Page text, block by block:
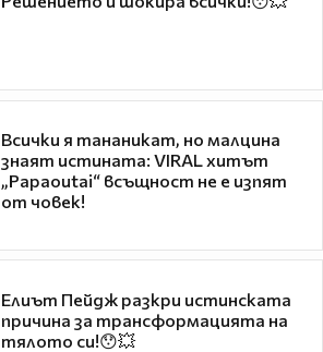
Всички я тананикат, но малцина
знаят истината: VIRAL хитът
„Papaoutai“ всъщност не е изпят
от човек!
Елиът Пейдж разкри истинската
причина за трансформацията на
тялото си!😯💥